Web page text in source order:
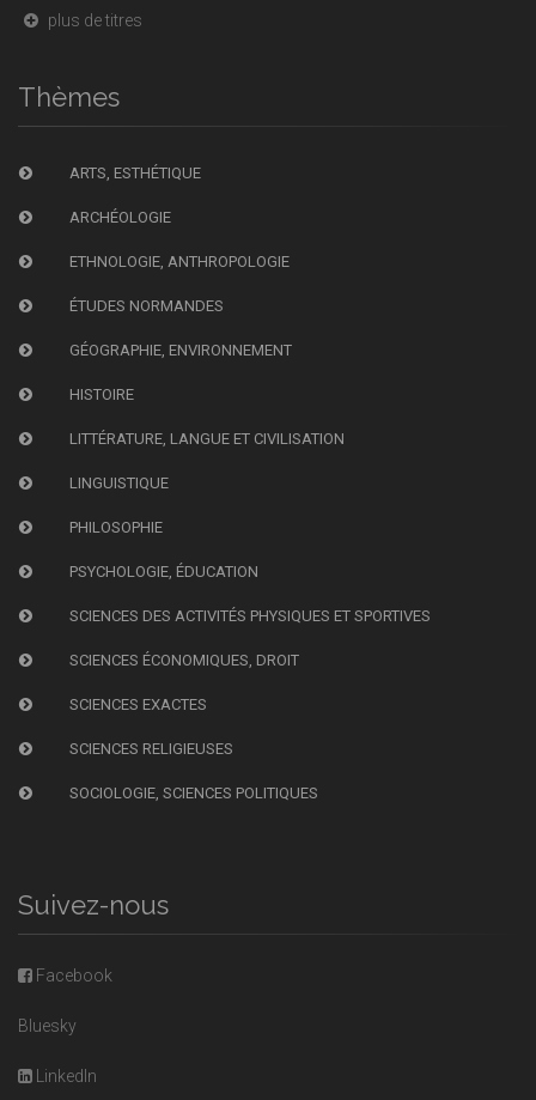
plus de titres
Thèmes
ARTS, ESTHÉTIQUE
ARCHÉOLOGIE
ETHNOLOGIE, ANTHROPOLOGIE
ÉTUDES NORMANDES
GÉOGRAPHIE, ENVIRONNEMENT
HISTOIRE
LITTÉRATURE, LANGUE ET CIVILISATION
LINGUISTIQUE
PHILOSOPHIE
PSYCHOLOGIE, ÉDUCATION
SCIENCES DES ACTIVITÉS PHYSIQUES ET SPORTIVES
SCIENCES ÉCONOMIQUES, DROIT
SCIENCES EXACTES
SCIENCES RELIGIEUSES
SOCIOLOGIE, SCIENCES POLITIQUES
Suivez-nous
Facebook
Bluesky
LinkedIn